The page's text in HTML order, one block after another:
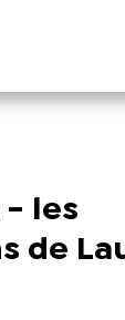
- les
de